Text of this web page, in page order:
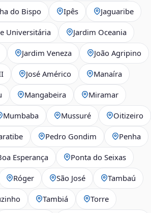
do Bispo Ipês Jaguaribe
Universitária Jardim Oceania
Jardim Veneza João Agripino
José Américo Manaíra
Mangabeira Miramar
Mumbaba Mussuré Oitizeiro
Pedro Gondim Penha
Esperança Ponta do Seixas
Róger São José Tambaú
Tambiá Torre